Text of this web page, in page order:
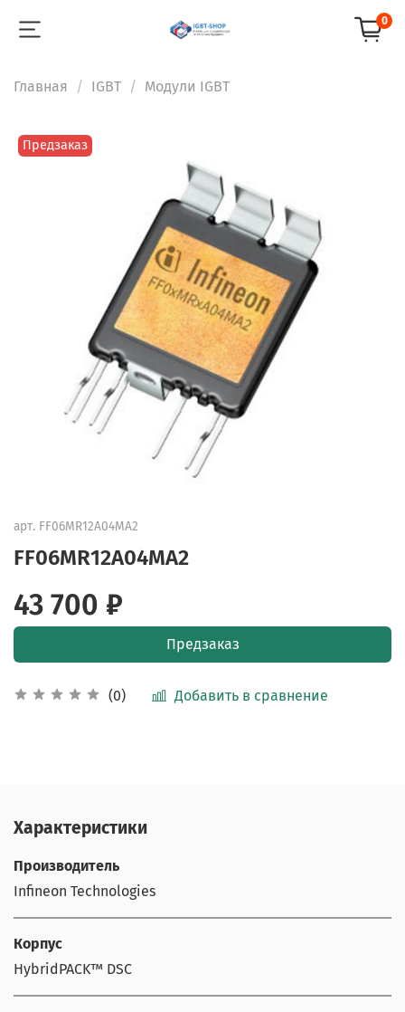
0
Главная IGBT Модули IGBT
Предзаказ
арт. FF06MR12A04MA2
FF06MR12A04MA2
(0) Добавить в сравнение
43 700 ₽
Предзаказ
Характеристики
Производитель
Infineon Technologies
Корпус
HybridPACK™ DSC